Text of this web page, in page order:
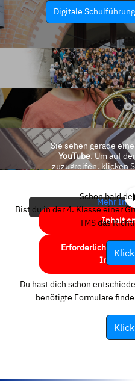
Digitale
Sie sehen gerade
YouTube. Um auf
zuzugreifen, klicken
Mehr
Inhalt
Erforderlichen
Inhalte
Schon bald
Bist du in der 4. Klasse einer
TMS das
Du hast dich schon
benötigte Formulare